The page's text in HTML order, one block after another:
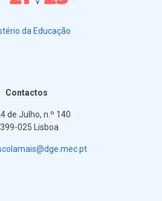
da Educação
Contactos
de Julho, n.º 140
025 Lisboa